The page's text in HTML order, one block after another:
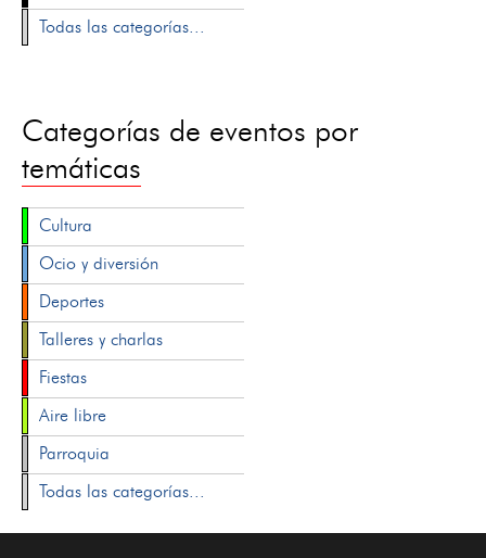
Todas las categorías...
Categorías de eventos por
temáticas
Cultura
Ocio y diversión
Deportes
Talleres y charlas
Fiestas
Aire libre
Parroquia
Todas las categorías...